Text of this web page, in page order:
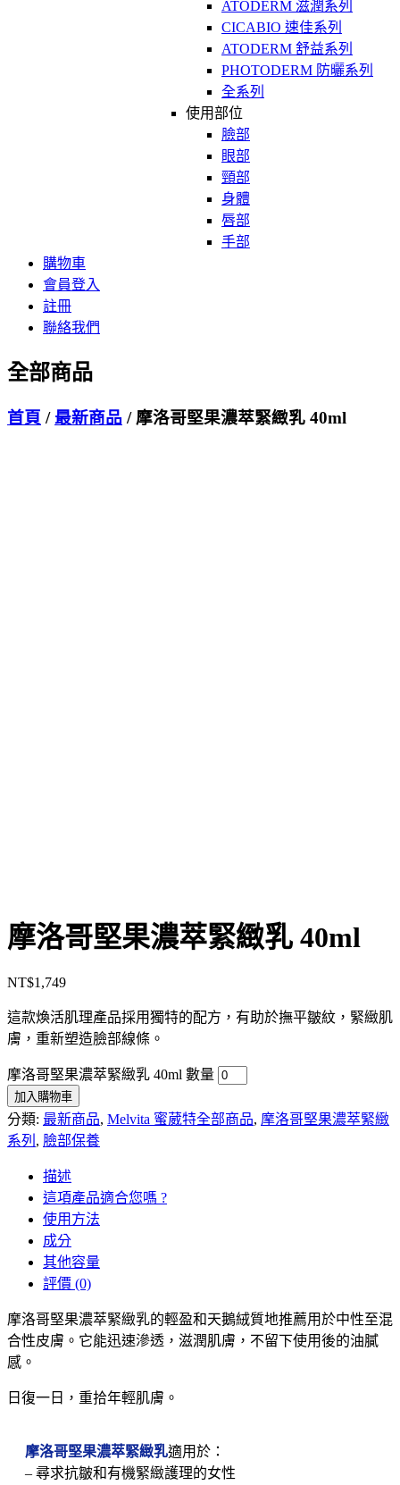
ATODERM 滋潤系列
CICABIO 速佳系列
ATODERM 舒益系列
PHOTODERM 防曬系列
全系列
使用部位
臉部
眼部
頸部
身體
唇部
手部
購物車
會員登入
註冊
聯絡我們
全部商品
首頁 /最新商品 / 摩洛哥堅果濃萃緊緻乳 40ml
摩洛哥堅果濃萃緊緻乳 40ml
NT$1,749
這款煥活肌理產品採用獨特的配方，有助於撫平皺紋，緊緻肌
膚，重新塑造臉部線條。
摩洛哥堅果濃萃緊緻乳 40ml 數量
加入購物車
分類: 最新商品, Melvita 蜜葳特全部商品, 摩洛哥堅果濃萃緊緻
系列 , 臉部保養
描述
這項產品適合您嗎 ?
使用方法
成分
其他容量
評價 (0)
摩洛哥堅果濃萃緊緻乳的輕盈和天鵝絨質地推薦用於中性至混
合性皮膚。它能迅速滲透，滋潤肌膚，不留下使用後的油膩
感。
日復一日，重拾年輕肌膚。
摩洛哥堅果濃萃緊緻乳適用於：
– 尋求抗皺和有機緊緻護理的女性